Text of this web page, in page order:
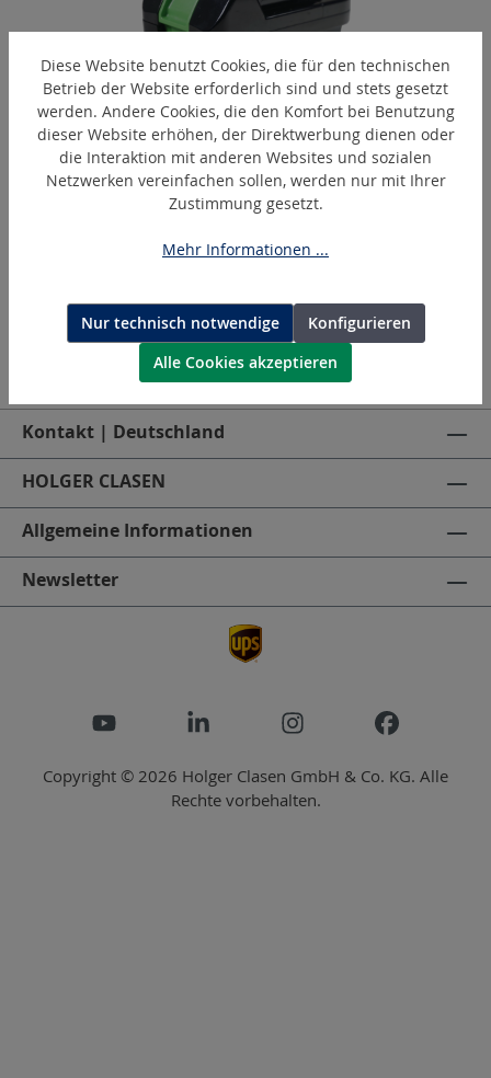
HC-ADAP-MI-18V
Akku-Adapter, kompatibel zu Milwaukee Akkus
Kontakt | Deutschland
HOLGER CLASEN
Allgemeine Informationen
Newsletter
Copyright © 2026 Holger Clasen GmbH & Co. KG. Alle
Rechte vorbehalten.
Diese Website benutzt Cookies, die für den technischen
Betrieb der Website erforderlich sind und stets gesetzt
werden. Andere Cookies, die den Komfort bei Benutzung
dieser Website erhöhen, der Direktwerbung dienen oder
die Interaktion mit anderen Websites und sozialen
Netzwerken vereinfachen sollen, werden nur mit Ihrer
Zustimmung gesetzt.
Mehr Informationen ...
Nur technisch notwendige
Konfigurieren
Alle Cookies akzeptieren